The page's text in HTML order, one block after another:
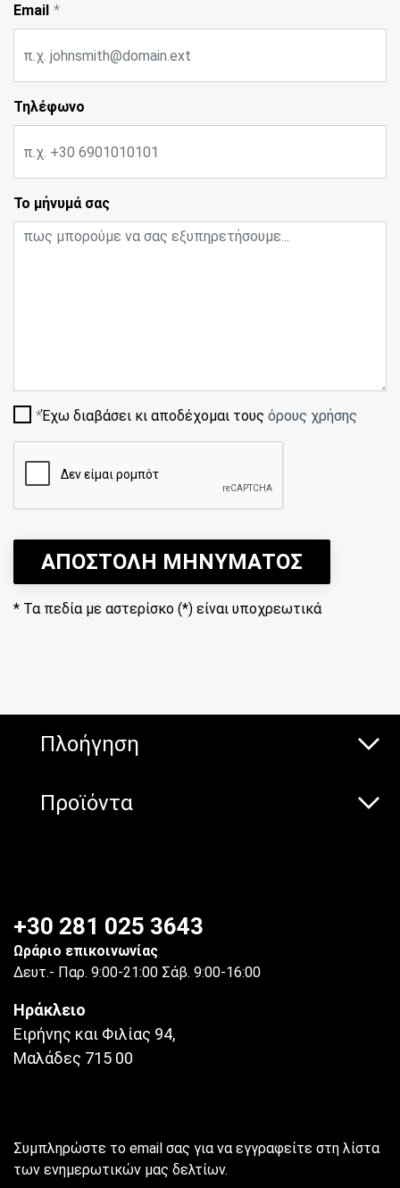
Email
Τηλέφωνο
Το μήνυμά σας
Έχω διαβάσει κι αποδέχομαι τους όρους χρήσης
ΑΠΟΣΤΟΛΗ ΜΗΝΥΜΑΤΟΣ
* Τα πεδία με αστερίσκο (*) είναι υποχρεωτικά
Πλοήγηση
Προϊόντα
+30 281 025 3643
Ωράριο επικοινωνίας
Δευτ.- Παρ. 9:00-21:00 Σάβ. 9:00-16:00
Ηράκλειο
Ειρήνης και Φιλίας 94,
Μαλάδες 715 00
Συμπληρώστε το email σας για να εγγραφείτε στη λίστα
των ενημερωτικών μας δελτίων.